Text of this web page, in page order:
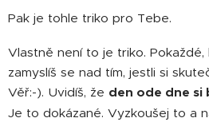
Pak je tohle triko pro Tebe.
Vlastně není to je triko. Pokaždé,
zamyslíš se nad tím, jestli si
Věř:-). Uvidíš, že den ode dne si
Je to dokázané. Vyzkoušej to a